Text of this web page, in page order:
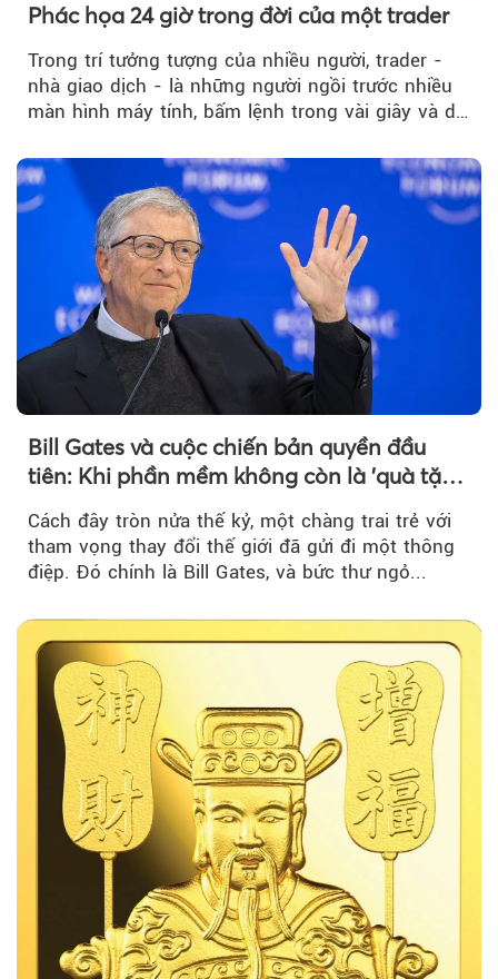
Phác họa 24 giờ trong đời của một trader
Trong trí tưởng tượng của nhiều người, trader -
nhà giao dịch - là những người ngồi trước nhiều
màn hình máy tính, bấm lệnh trong vài giây và dễ
Bill Gates và cuộc chiến bản quyền đầu
tiên: Khi phần mềm không còn là 'quà tặng
Cách đây tròn nửa thế kỷ, một chàng trai trẻ với
tham vọng thay đổi thế giới đã gửi đi một thông
điệp. Đó chính là Bill Gates, và bức thư ngỏ...